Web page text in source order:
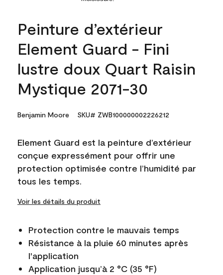
Peinture d’extérieur
Element Guard - Fini
lustre doux Quart Raisin
Mystique 2071-30
Benjamin Moore SKU# ZWB100000002226212
Element Guard est la peinture d’extérieur
conçue expressément pour offrir une
protection optimisée contre l’humidité par
tous les temps.
Voir les détails du produit
Protection contre le mauvais temps
Résistance à la pluie 60 minutes après
l'application
Application jusqu’à 2 °C (35 °F)